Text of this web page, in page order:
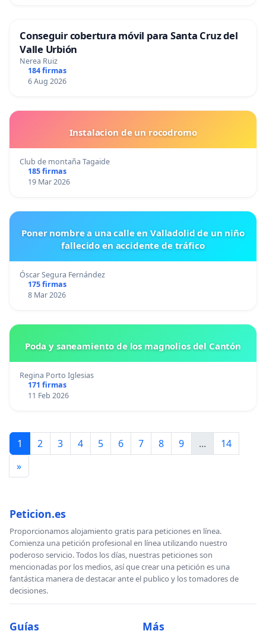
Conseguir cobertura móvil para Santa Cruz del
Valle Urbión
Nerea Ruiz
184 firmas
6 Aug 2026
Instalacion de un rocodromo
Club de montaña Tagaide
185 firmas
19 Mar 2026
Poner nombre a una calle en Valladolid de un niño
fallecido en accidente de tráfico
Óscar Segura Fernández
175 firmas
8 Mar 2026
Poda y saneamiento de los magnolios del Cantón
Regina Porto Iglesias
171 firmas
11 Feb 2026
1 2 3 4 5 6 7 8 9 ...
14
»
Peticion.es
Proporcionamos alojamiento gratis para peticiones en línea.
Comienza una petición profesional en línea utilizando nuestro
poderoso servicio. Todos los días, nuestras peticiones son
mencionadas por los medios, así que crear una petición es una
fantástica manera de destacar ante el publico y los tomadores de
decisiones.
Guías Más